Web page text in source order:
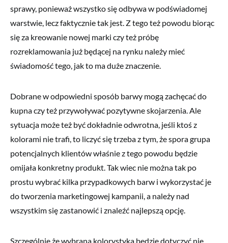
sprawy, ponieważ wszystko się odbywa w podświadomej
warstwie, lecz faktycznie tak jest. Z tego też powodu biorąc
się za kreowanie nowej marki czy też próbę
rozreklamowania już będącej na rynku należy mieć
świadomość tego, jak to ma duże znaczenie.
Dobrane w odpowiedni sposób barwy mogą zachęcać do
kupna czy też przywoływać pozytywne skojarzenia. Ale
sytuacja może też być dokładnie odwrotna, jeśli ktoś z
kolorami nie trafi, to liczyć się trzeba z tym, że spora grupa
potencjalnych klientów właśnie z tego powodu będzie
omijała konkretny produkt. Tak wiec nie można tak po
prostu wybrać kilka przypadkowych barw i wykorzystać je
do tworzenia marketingowej kampanii, a należy nad
wszystkim się zastanowić i znaleźć najlepszą opcję.
Szczególnie że wybrana kolorystyka będzie dotyczyć nie